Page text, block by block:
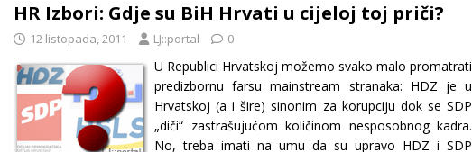
HR Izbori: Gdje su BiH Hrvati u cijeloj toj priči?
12 listopada, 2011 LJ::portal 0
U Republici Hrvatskoj možemo svako malo promatrati
predizbornu farsu mainstream stranaka: HDZ je u
Hrvatskoj (a i šire) sinonim za korupciju dok se SDP
„diči“ zastrašujućom količinom nesposobnog kadra.
No, treba imati na umu da su upravo HDZ i SDP